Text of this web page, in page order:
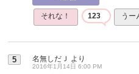
それな！ 123 うー
5 名無しだＪ より
2016年1月14日 6:00 PM